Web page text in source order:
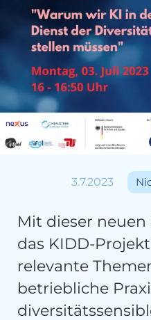
3.7.2023
Mit dieser
das KIDD-
relevante
betriebliche